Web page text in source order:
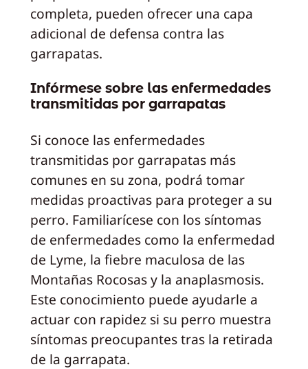
completa, pueden ofrecer una capa
adicional de defensa contra las
garrapatas.
Infórmese sobre las enfermedades
transmitidas por garrapatas
Si conoce las enfermedades
transmitidas por garrapatas más
comunes en su zona, podrá tomar
medidas proactivas para proteger a su
perro. Familiarícese con los síntomas
de enfermedades como la enfermedad
de Lyme, la fiebre maculosa de las
Montañas Rocosas y la anaplasmosis.
Este conocimiento puede ayudarle a
actuar con rapidez si su perro muestra
síntomas preocupantes tras la retirada
de la garrapata.